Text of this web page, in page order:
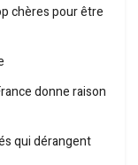
chères pour être
donne raison
qui dérangent